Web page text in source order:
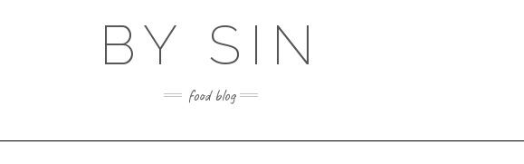
BY SIN
food blog